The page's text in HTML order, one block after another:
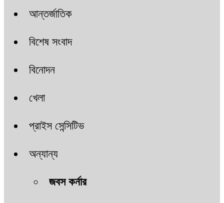
আন্তর্জাতিক
বিশেষ সংবাদ
বিনোদন
খেলা
প্রাইস সেন্সিটিভ
অন্যান্য
জবস কর্নার